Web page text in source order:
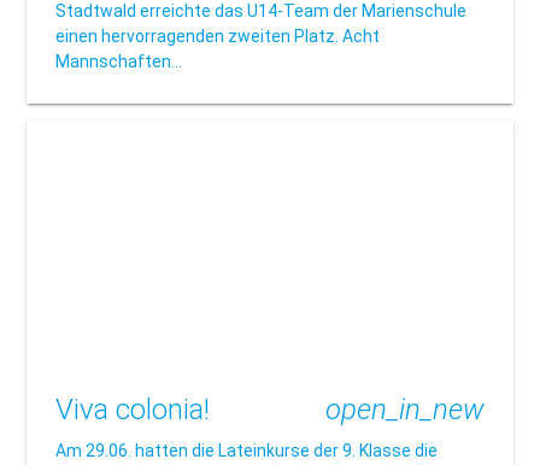
Stadtwald erreichte das U14-Team der Marienschule
einen hervorragenden zweiten Platz. Acht
Mannschaften…
Viva colonia! open_in_new
Am 29.06. hatten die Lateinkurse der 9. Klasse die